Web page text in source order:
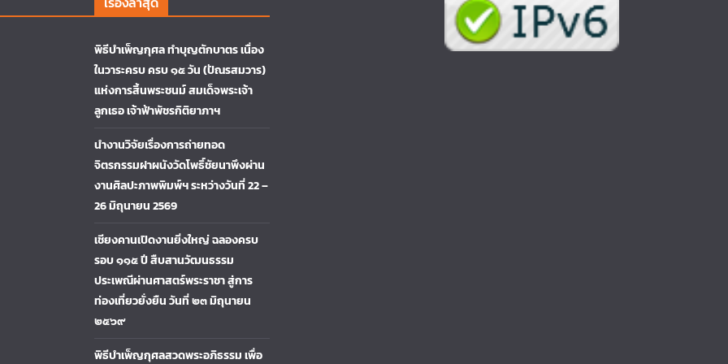
พิธีบำเพ็ญกุศล ทำบุญตักบาตร เนื่อง
ในวาระครบ ครบ ๑๕ วัน (ปัณรสมวาร)
แห่งการสิ้นพระชนม์ สมเด็จพระเจ้า
ลูกเธอ เจ้าฟ้าพัชรกิติยาภาฯ
นำงานวิจัยเรื่องการถ่ายทอด
จิตรกรรมฝาผนังวัดโพธิ์ชัยนาพึงผ่าน
งานศิลปะภาพพิมพ์ฯ ระหว่างวันที่ 22 –
26 มิถุนายน 2569
เชียงคานเปิดงานยิ่งใหญ่ ฉลองครบ
รอบ ๑๑๕ ปี สืบสานวัฒนธรรม
ประเพณีผ่านศาสตร์พระราชา สู่การ
ท่องเที่ยวยั่งยืน วันที่ ๒๓ มิถุนายน
๒๕๖๙
พิธีบำเพ็ญกุศลสวดพระอภิธรรม เพื่อ